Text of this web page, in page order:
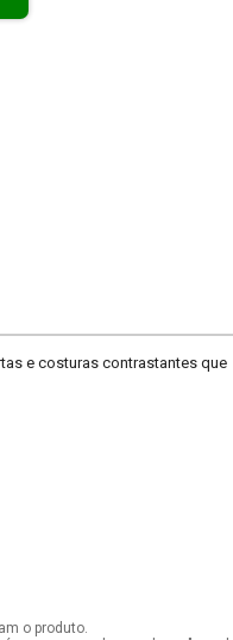
e costuras contrastantes que
o produto.